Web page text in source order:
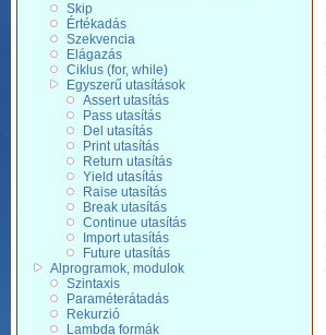
Skip
Értékadás
Szekvencia
Elágazás
Ciklus (for, while)
Egyszerű utasítások
Assert utasítás
Pass utasítás
Del utasítás
Print utasítás
Return utasítás
Yield utasítás
Raise utasítás
Break utasítás
Continue utasítás
Import utasítás
Future utasítás
Alprogramok, modulok
Szintaxis
Paraméterátadás
Rekurzió
Lambda formák